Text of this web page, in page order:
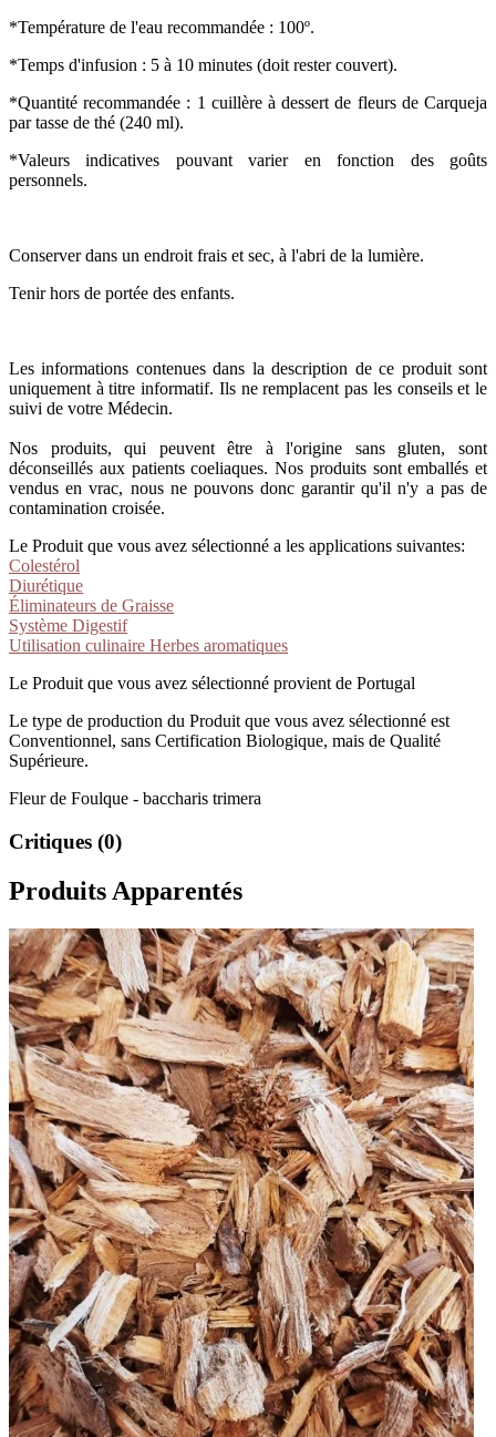
*Température de l'eau recommandée : 100º.
*Temps d'infusion : 5 à 10 minutes (doit rester couvert).
*Quantité recommandée : 1 cuillère à dessert de fleurs de Carqueja
par tasse de thé (240 ml).
*Valeurs indicatives pouvant varier en fonction des goûts
personnels.
Conserver dans un endroit frais et sec, à l'abri de la lumière.
Tenir hors de portée des enfants.
Les informations contenues dans la description de ce produit sont
uniquement à titre informatif. Ils ne remplacent pas les conseils et le
suivi de votre Médecin.
Nos produits, qui peuvent être à l'origine sans gluten, sont
déconseillés aux patients coeliaques. Nos produits sont emballés et
vendus en vrac, nous ne pouvons donc garantir qu'il n'y a pas de
contamination croisée.
Le Produit que vous avez sélectionné a les applications suivantes:
Colestérol
Diurétique
Éliminateurs de Graisse
Système Digestif
Utilisation culinaire Herbes aromatiques
Le Produit que vous avez sélectionné provient de Portugal
Le type de production du Produit que vous avez sélectionné est
Conventionnel, sans Certification Biologique, mais de Qualité
Supérieure.
Fleur de Foulque - baccharis trimera
Critiques (0)
Produits Apparentés